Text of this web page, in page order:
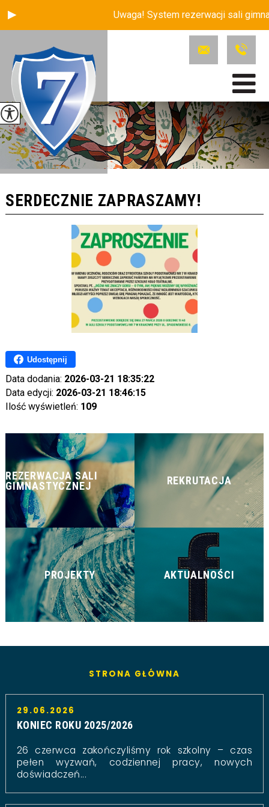
Uwaga! System rezerwacji sali
SERDECZNIE ZAPRASZAMY!
Udostępnij
Data dodania: 2026-03-21 18:35:22
Data edycji: 2026-03-21 18:46:15
Ilość wyświetleń: 109
REZERWACJA SALI
GIMNASTYCZNEJ
REKRUTACJA
PROJEKTY AKTUALNOŚCI
STRONA GŁÓWNA
29.06.2026
KONIEC ROKU 2025/2026
26 czerwca zakończyliśmy rok szkolny – czas
pełen wyzwań, codziennej pracy, nowych
doświadczeń...